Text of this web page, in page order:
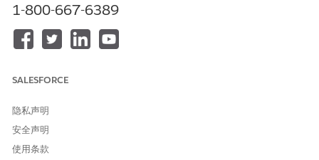
跟踪路由尝试
在为未完全路由或已取消预订的重新路由订单实施逻辑时，有关
以前路由尝试的信息非常有用。要管理此信息，请使用订单摘要
1-800-667-6389
SALESFORCE
隐私声明
安全声明
使用条款